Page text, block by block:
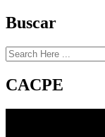
Buscar
CACPE